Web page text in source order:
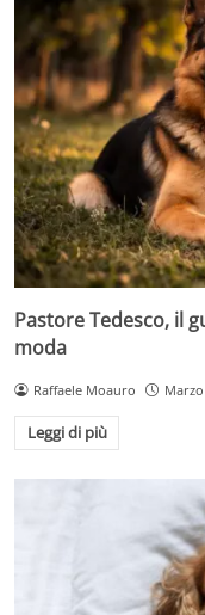
Pastore Tedesco, il
moda
Raffaele Moauro
Leggi di più